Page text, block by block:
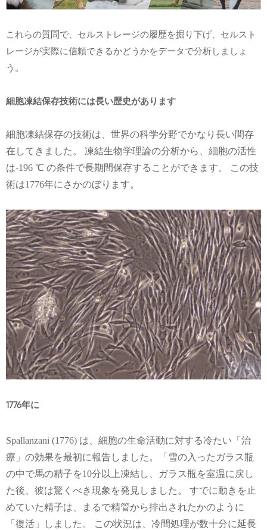
これらの質問で、セルストレージの履歴を掘り下げ、セルスト
レージが実際に信頼できるかどうかをデータで分析しましょ
う。
細胞凍結保存技術には長い歴史があります
細胞凍結保存の技術は、世界の科学分野でかなり長い間存
在してきました。 凍結生物学理論の分析から、細胞の活性
は-196 ℃ の条件で長期間保存することができます。 この技
術は1776年にさかのぼります。
1776年に
Spallanzani (1776) は、細胞の生命活動に対する冷たい「治
療」の効果を最初に報告しました。「雪の入ったガラス瓶
の中で馬の精子を10分以上凍結し、ガラス瓶を室温に戻し
た後、彼は驚くべき現象を発見しました。 すでに動きを止
めていた精子は、まるで精管から排出されたかのように
「復活」しました。 この状況は、冷間処理が数十分に延長